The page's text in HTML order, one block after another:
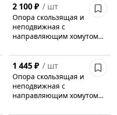
2 100 ₽ / шт
Опора скользящая и
неподвижная с
направляющим хомутом
1 445 ₽ / шт
Опора скользящая и
неподвижная с
направляющим хомутом